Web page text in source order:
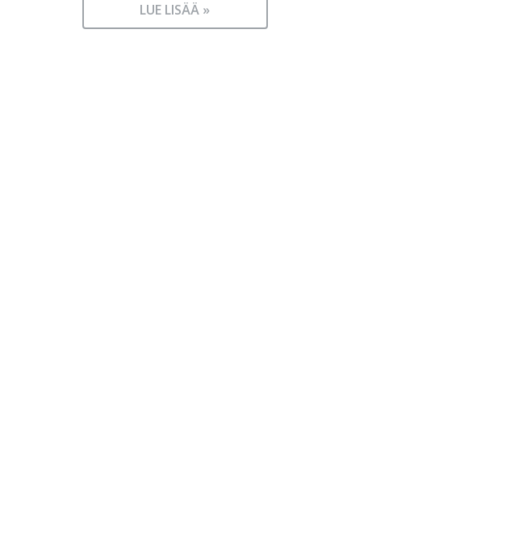
LUE LISÄÄ »